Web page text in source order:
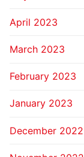
April 2023
March 2023
February 2023
January 2023
December 2022